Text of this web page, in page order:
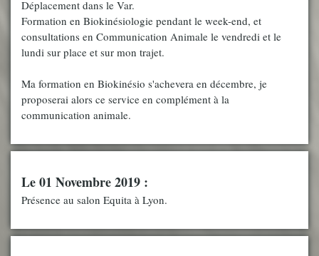
Déplacement dans le Var.
Formation en Biokinésiologie pendant le week-end, et
consultations en Communication Animale le vendredi et le
lundi sur place et sur mon trajet.
Ma formation en Biokinésio s'achevera en décembre, je
proposerai alors ce service en complément à la
communication animale.
Le 01 Novembre 2019 :
Présence au salon Equita à Lyon.